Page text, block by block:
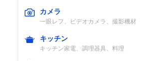
カメラ
一眼レフ、ビデオカメラ、撮影機材
キッチン
キッチン家電、調理器具、料理